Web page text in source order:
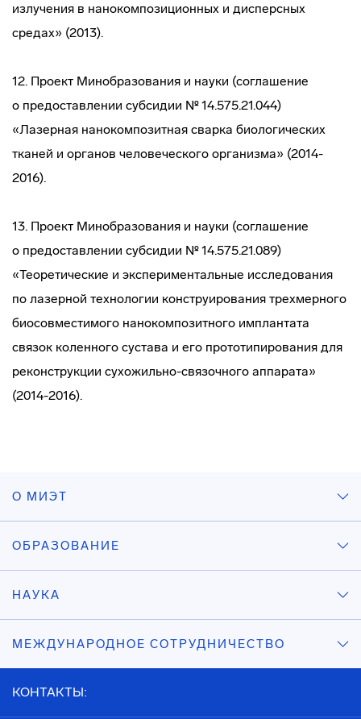
излучения в нанокомпозиционных и дисперсных
средах» (2013).
12. Проект Минобразования и науки (соглашение
о предоставлении субсидии № 14.575.21.044)
«Лазерная нанокомпозитная сварка биологических
тканей и органов человеческого организма» (2014-
2016).
13. Проект Минобразования и науки (соглашение
о предоставлении субсидии № 14.575.21.089)
«Теоретические и экспериментальные исследования
по лазерной технологии конструирования трехмерного
биосовместимого нанокомпозитного имплантата
связок коленного сустава и его прототипирования для
реконструкции сухожильно-связочного аппарата»
(2014-2016).
О МИЭТ
ОБРАЗОВАНИЕ
НАУКА
МЕЖДУНАРОДНОЕ СОТРУДНИЧЕСТВО
КОНТАКТЫ: